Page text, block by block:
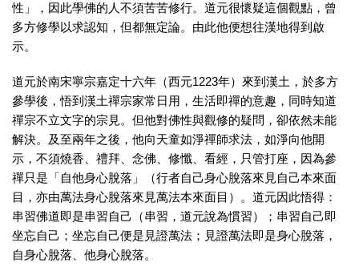
性」，因此學佛的人不須苦苦修行。道元很懷疑這個觀點，曾
多方修學以求認知，但都無定論。由此他便想往漢地得到啟
示。
道元於南宋寧宗嘉定十六年（西元1223年）來到漢土，於多方
參學後，悟到漢土禪宗家常日用，生活即禪的意趣，同時知道
禪宗不立文字的宗見。但他對佛性與觀修的疑問，卻依然未能
解決。及至兩年之後，他向天童如淨禪師求法，如淨向他開
示，不須燒香、禮拜、念佛、修懺、看經，只管打座，因為參
禪只是「自他身心脫落」（行者自己身心脫落來見自己本來面
目，亦由萬法身心脫落來見萬法本來面目）。道元因此悟得：
串習佛道即是串習自己（串習，道元說為慣習）；串習自己即
坐忘自己；坐忘自己便是見證萬法；見證萬法即是身心脫落，
自身心脫落、他身心脫落。